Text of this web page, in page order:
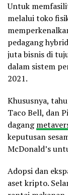
Untuk
melalui toko
pedagang
juta bisnis di
dalam sistem
2021.
Khususnya,
Taco Bell, dan
dagang
keputusan
McDonald’s
Adopsi dan
aset kripto.